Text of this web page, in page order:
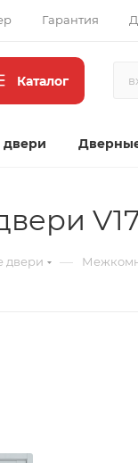
Гарантия
Каталог
двери
двери —